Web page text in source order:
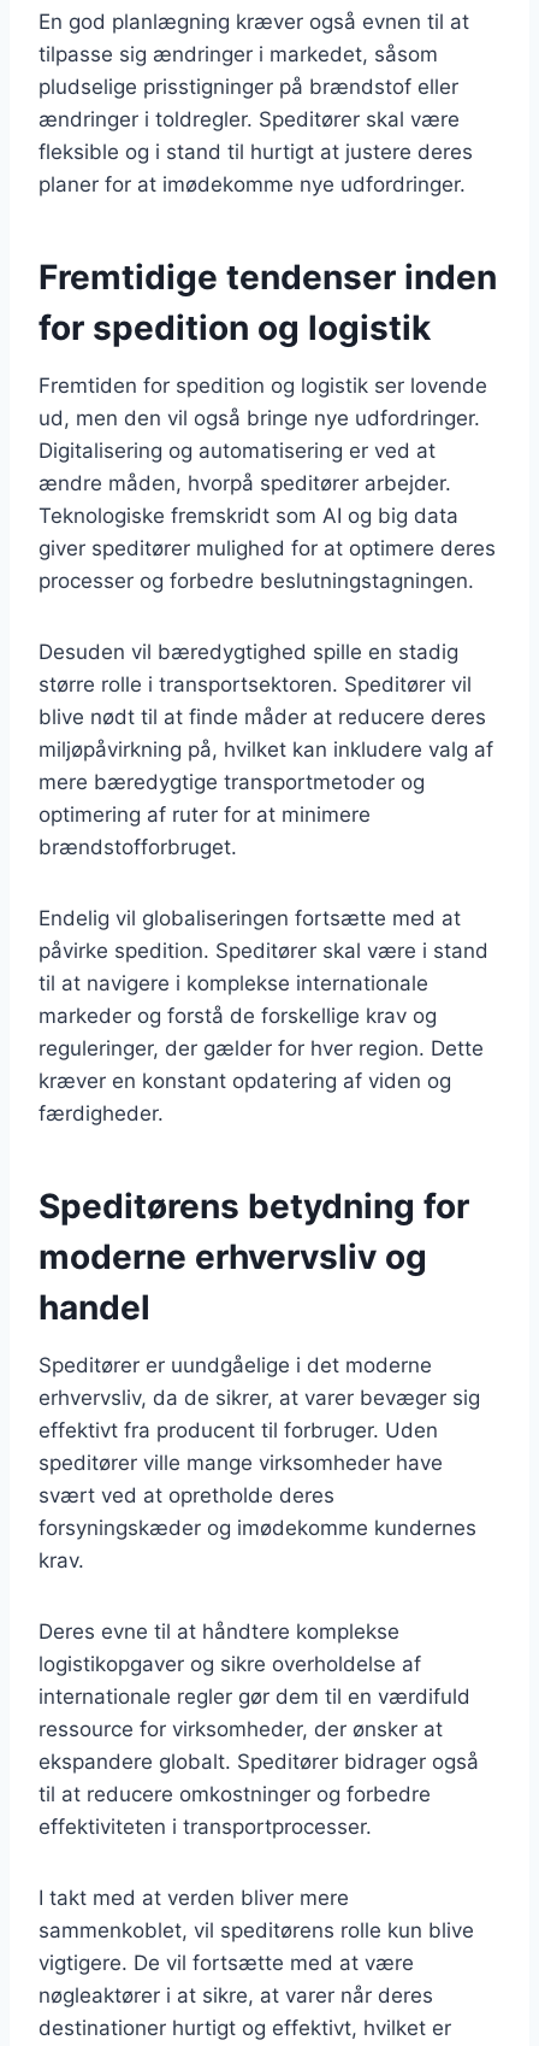
En god planlægning kræver også evnen til at
tilpasse sig ændringer i markedet, såsom
pludselige prisstigninger på brændstof eller
ændringer i toldregler. Speditører skal være
fleksible og i stand til hurtigt at justere deres
planer for at imødekomme nye udfordringer.
Fremtidige tendenser inden
for spedition og logistik
Fremtiden for spedition og logistik ser lovende
ud, men den vil også bringe nye udfordringer.
Digitalisering og automatisering er ved at
ændre måden, hvorpå speditører arbejder.
Teknologiske fremskridt som AI og big data
giver speditører mulighed for at optimere deres
processer og forbedre beslutningstagningen.
Desuden vil bæredygtighed spille en stadig
større rolle i transportsektoren. Speditører vil
blive nødt til at finde måder at reducere deres
miljøpåvirkning på, hvilket kan inkludere valg af
mere bæredygtige transportmetoder og
optimering af ruter for at minimere
brændstofforbruget.
Endelig vil globaliseringen fortsætte med at
påvirke spedition. Speditører skal være i stand
til at navigere i komplekse internationale
markeder og forstå de forskellige krav og
reguleringer, der gælder for hver region. Dette
kræver en konstant opdatering af viden og
færdigheder.
Speditørens betydning for
moderne erhvervsliv og
handel
Speditører er uundgåelige i det moderne
erhvervsliv, da de sikrer, at varer bevæger sig
effektivt fra producent til forbruger. Uden
speditører ville mange virksomheder have
svært ved at opretholde deres
forsyningskæder og imødekomme kundernes
krav.
Deres evne til at håndtere komplekse
logistikopgaver og sikre overholdelse af
internationale regler gør dem til en værdifuld
ressource for virksomheder, der ønsker at
ekspandere globalt. Speditører bidrager også
til at reducere omkostninger og forbedre
effektiviteten i transportprocesser.
I takt med at verden bliver mere
sammenkoblet, vil speditørens rolle kun blive
vigtigere. De vil fortsætte med at være
nøgleaktører i at sikre, at varer når deres
destinationer hurtigt og effektivt, hvilket er